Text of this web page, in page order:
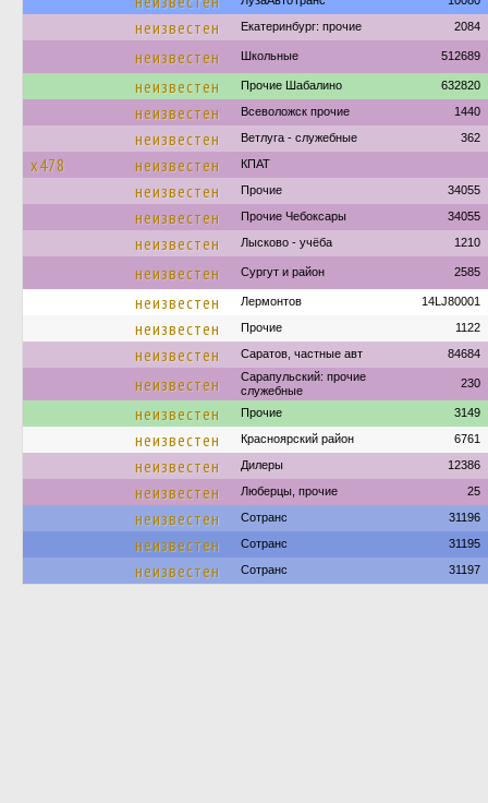
неизвестен Екатеринбург: прочие 2084
неизвестен Школьные 512689
неизвестен Прочие Шабалино 632820
неизвестен Всеволожск прочие 1440
неизвестен Ветлуга - служебные 362
х478 неизвестен КПАТ
неизвестен Прочие 34055
неизвестен Прочие Чебоксары 34055
неизвестен Лысково - учёба 1210
неизвестен Сургут и район 2585
неизвестен Лермонтов 14LJ80001
неизвестен Прочие 1122
неизвестен Саратов, частные авт 84684
неизвестен
Сарапульский: прочие
служебные
230
неизвестен Прочие 3149
неизвестен Красноярский район 6761
неизвестен Дилеры 12386
неизвестен Люберцы, прочие 25
неизвестен Сотранс 31196
неизвестен Сотранс 31195
неизвестен Сотранс 31197